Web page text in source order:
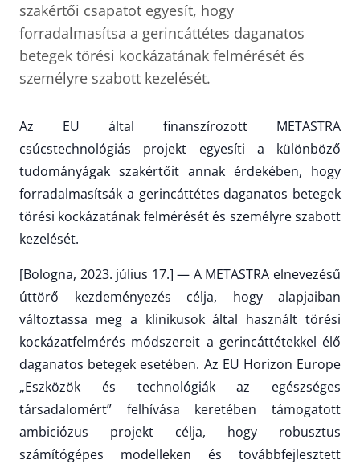
szakértői csapatot egyesít, hogy
forradalmasítsa a gerincáttétes daganatos
betegek törési kockázatának felmérését és
személyre szabott kezelését.
Az EU által finanszírozott METASTRA
csúcstechnológiás projekt egyesíti a különböző
tudományágak szakértőit annak érdekében, hogy
forradalmasítsák a gerincáttétes daganatos betegek
törési kockázatának felmérését és személyre szabott
kezelését.
[Bologna, 2023. július 17.] — A METASTRA elnevezésű
úttörő kezdeményezés célja, hogy alapjaiban
változtassa meg a klinikusok által használt törési
kockázatfelmérés módszereit a gerincáttétekkel élő
daganatos betegek esetében. Az EU Horizon Europe
„Eszközök és technológiák az egészséges
társadalomért” felhívása keretében támogatott
ambiciózus projekt célja, hogy robusztus
számítógépes modelleken és továbbfejlesztett